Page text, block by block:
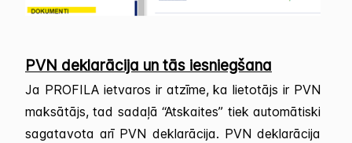
PVN deklarācija un tās iesniegšana
Ja PROFILA ietvaros ir atzīme, ka lietotājs ir PVN
maksātājs, tad sadaļā “Atskaites” tiek automātiski
sagatavota arī PVN deklarācija. PVN deklarācija